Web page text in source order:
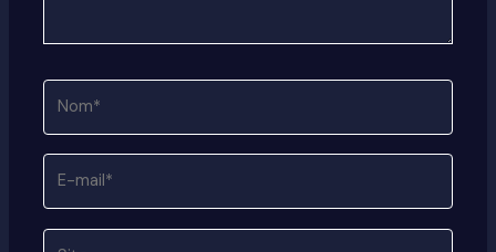
Nom*
mail*
Site